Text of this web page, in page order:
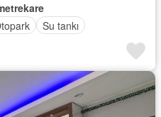
Su tankı